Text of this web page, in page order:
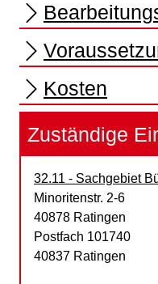
Kosten
Zuständige
32.11 - Sachgebiet
Straße:
Minoritenstr. 2-6
PLZ:
40878 Ort:
Ratingen
Postfach 101740
40837 Ratingen